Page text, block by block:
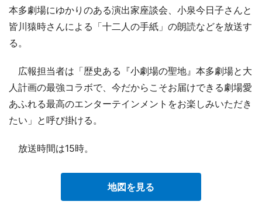
本多劇場にゆかりのある演出家座談会、小泉今日子さんと
皆川猿時さんによる「十二人の手紙」の朗読などを放送す
る。
広報担当者は「歴史ある『小劇場の聖地』本多劇場と大
人計画の最強コラボで、今だからこそお届けできる劇場愛
あふれる最高のエンターテインメントをお楽しみいただき
たい」と呼び掛ける。
放送時間は15時。
地図を見る